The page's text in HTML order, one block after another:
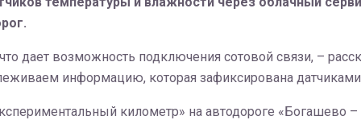
дает возможность подключения сотовой связи, –
информацию, которая зафиксирована датчиками,
километр» на автодороге «Богашево –